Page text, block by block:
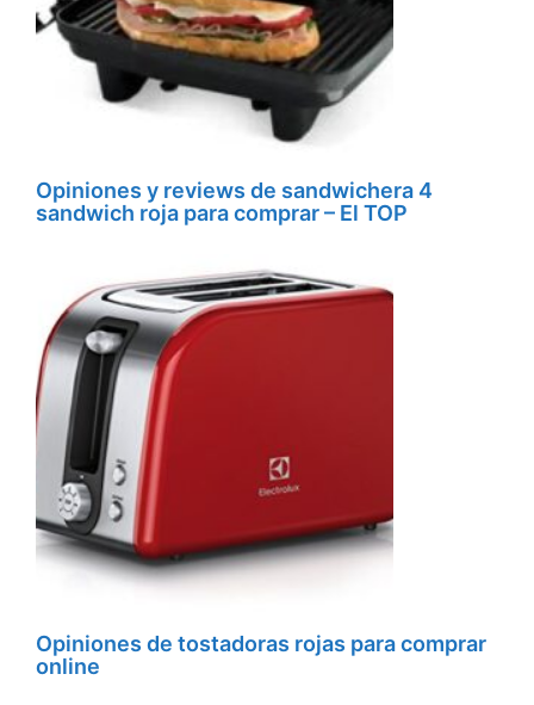
Opiniones y reviews de sandwichera 4
sandwich roja para comprar – El TOP
Opiniones de tostadoras rojas para comprar
online